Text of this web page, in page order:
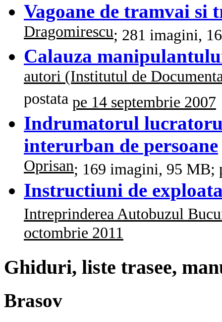
Vagoane de tramvai si
Dragomirescu; 281 imagini,
Calauza
autori (Institutul de
postata pe 14 septembrie 2007
Indrumatorul
interurban de persoane
Oprisan; 169 imagini, 95 MB;
Instructiuni de
Intreprinderea Autobuzul
octombrie 2011
Ghiduri, liste trasee,
Brasov